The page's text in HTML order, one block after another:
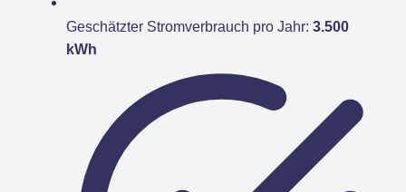
Geschätzter Stromverbrauch pro Jahr: 3.500
kWh